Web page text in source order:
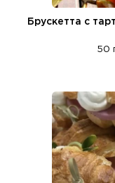
Брускетта с
50